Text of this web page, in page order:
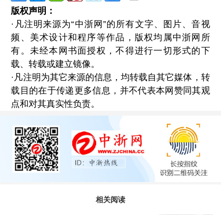
版权声明：
·凡注明来源为“中浙网”的所有文字、图片、音视
频、美术设计和程序等作品，版权均属中浙网所
有。未经本网书面授权，不得进行一切形式的下
载、转载或建立镜像。
·凡注明为其它来源的信息，均转载自其它媒体，转
载目的在于传递更多信息，并不代表本网赞同其观
点和对其真实性负责。
相关阅读